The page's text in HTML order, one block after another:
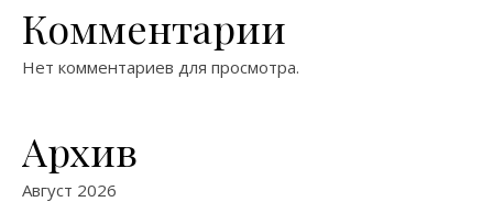
Комментарии
Нет комментариев для просмотра.
Архив
Август 2026